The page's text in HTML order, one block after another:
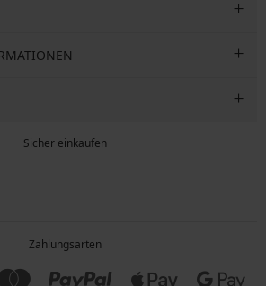
Sicher einkaufen
Zahlungsarten